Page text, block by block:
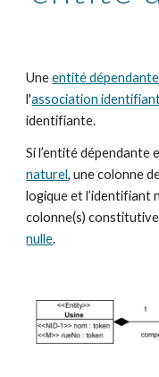
Une entité dépendante
l'association
identifiante.
Si l’entité
naturel, une colonne
logique et l’identifiant
colonne(s)
nulle.